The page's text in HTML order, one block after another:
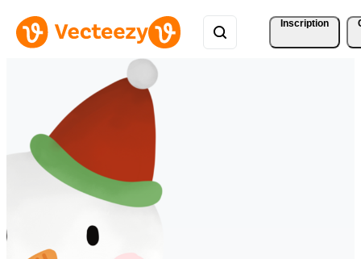
Inscription